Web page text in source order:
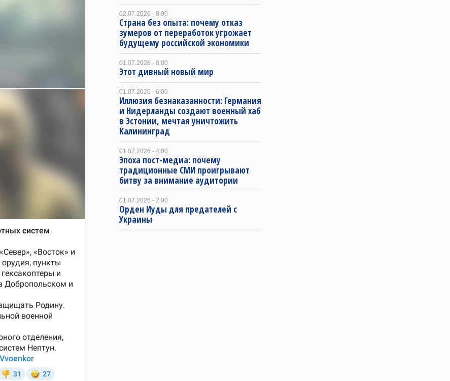
02.07.2026 - 8:00
Страна без опыта: почему отказ
зумеров от переработок угрожает
будущему российской экономики
01.07.2026 - 8:00
Этот дивный новый мир
01.07.2026 - 6:00
Иллюзия безнаказанности: Германия
и Нидерланды создают военный хаб
в Эстонии, мечтая уничтожить
Калининград
01.07.2026 - 4:00
Эпоха пост-медиа: почему
традиционные СМИ проигрывают
битву за внимание аудитории
01.07.2026 - 2:00
Орден Иуды для предателей с
Украины